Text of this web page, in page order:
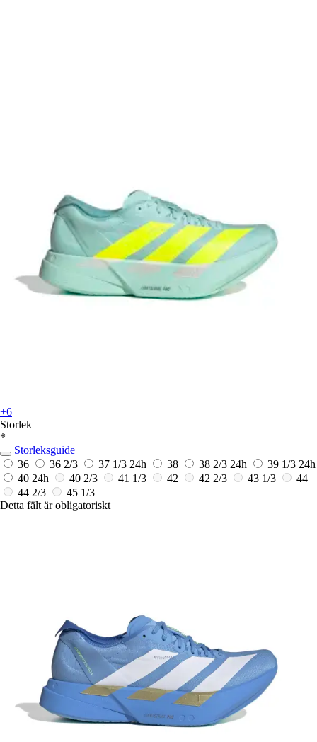
+6
Storlek
*
Storleksguide
36
36 2/3 37 1/3 24h 38 38 2/3 24h 39 1/3 24h
40 24h 40 2/3 41 1/3 42 42 2/3 43 1/3
44
44 2/3
45 1/3
Detta fält är obligatoriskt